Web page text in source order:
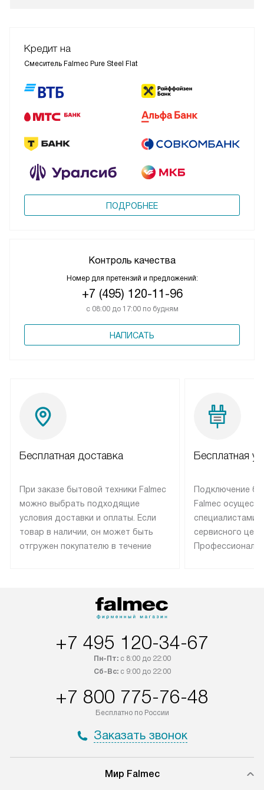
Кредит на
Смеситель Falmec Pure Steel Flat
ПОДРОБНЕЕ
Контроль качества
Номер для претензий и предложений:
+7 (495) 120-11-96
с 08:00 до 17:00 по будням
НАПИСАТЬ
Бесплатная доставка
При заказе бытовой техники Falmec
можно выбрать подходящие
условия доставки и оплаты. Если
товар в наличии, он может быть
отгружен покупателю в течение
оплачивается дополнительно.
Возможна доставка товаров по
Бесплатная
Подключение
Falmec
специалистами
сервисного
+7 495 120-34-67
Пн-Пт:с 8:00 до 22:00
Сб-Вс:с 9:00 до 22:00
+7 800 775-76-48
Бесплатно по России
Заказать звонок
Мир Falmec